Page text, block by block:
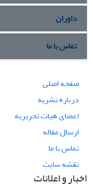
داوران
تماس با ما
صفحه اصلی
درباره نشریه
اعضای هیات تحریریه
ارسال مقاله
تماس با ما
نقشه سایت
اخبار و اعلانات